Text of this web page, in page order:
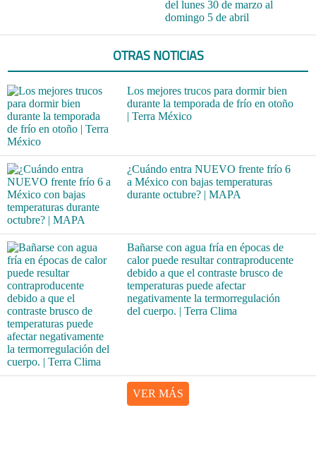
del lunes 30 de marzo al
domingo 5 de abril
OTRAS NOTICIAS
Los mejores trucos para dormir bien
durante la temporada de frío en otoño
| Terra México
¿Cuándo entra NUEVO frente frío 6
a México con bajas temperaturas
durante octubre? | MAPA
Bañarse con agua fría en épocas de
calor puede resultar contraproducente
debido a que el contraste brusco de
temperaturas puede afectar
negativamente la termorregulación
del cuerpo. | Terra Clima
VER MÁS